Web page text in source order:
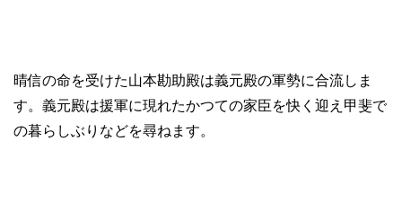
晴信の命を受けた山本勘助殿は義元殿の軍勢に合流しま
す。義元殿は援軍に現れたかつての家臣を快く迎え甲斐で
の暮らしぶりなどを尋ねます。